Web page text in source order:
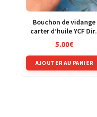
Bouchon de vidange
carter d’huile YCF Dirt
110
5.00€
AJOUTER AU PANIER